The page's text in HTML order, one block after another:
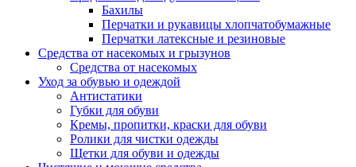
Бахилы
Перчатки и рукавицы хлопчатобумажные
Перчатки латексные и резиновые
Средства от насекомых и грызунов
Средства от насекомых
Уход за обувью и одеждой
Антистатики
Губки для обуви
Кремы, пропитки, краски для обуви
Ролики для чистки одежды
Щетки для обуви и одежды